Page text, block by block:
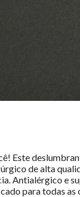
Este
de alta
Antialérgico e
para todas as